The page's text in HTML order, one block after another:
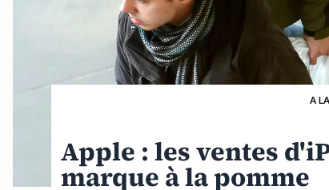
A
Apple : les ventes
marque à la pomme